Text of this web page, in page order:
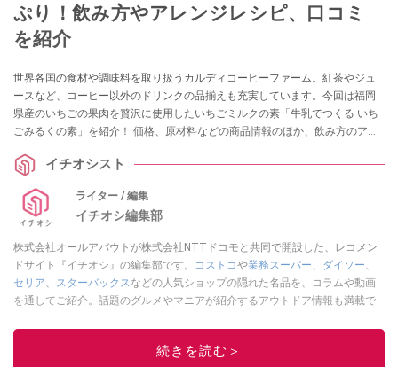
ぷり！飲み方やアレンジレシピ、口コミ
を紹介
世界各国の食材や調味料を取り扱うカルディコーヒーファーム。紅茶やジュ
ースなど、コーヒー以外のドリンクの品揃えも充実しています。今回は福岡
県産のいちごの果肉を贅沢に使用したいちごミルクの素「牛乳でつくる いち
ごみるくの素」を紹介！ 価格、原材料などの商品情報のほか、飲み方のアレ
イチオシスト
ライター / 編集
イチオシ編集部
株式会社オールアバウトが株式会社NTTドコモと共同で開設した、レコメン
ドサイト『イチオシ』の編集部です。
コストコや業務スーパー ダイソー
セリア
スターバックス などの人気ショップの隠れた名品を、コラムや動画
を通してご紹介。話題のグルメやマニアが紹介するアウトドア情報も満載で
レビューしています。毎日トレンド情報をお届けしているので、ぜひ
してください！続きを読む＞